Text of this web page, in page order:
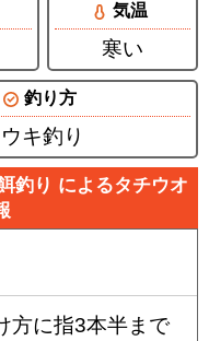
気温
寒い
釣り方
ウキ釣り
釣り によるタチウオ
方に指3本半まで